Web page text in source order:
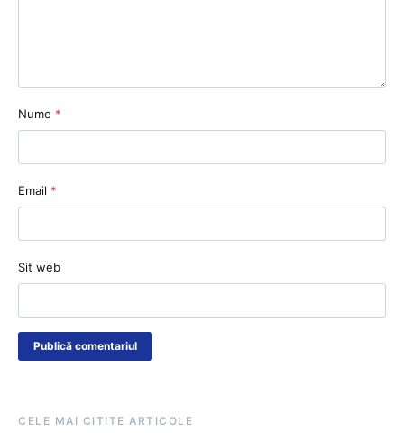
Nume *
Email *
Sit web
CELE MAI CITITE ARTICOLE